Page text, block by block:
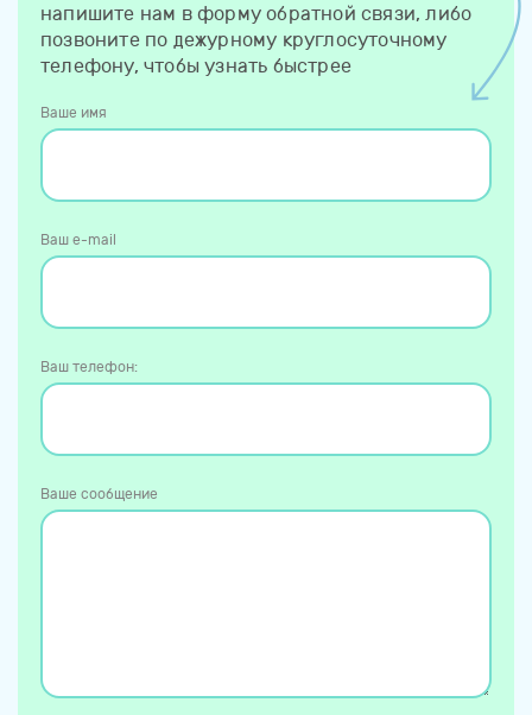
напишите нам в форму обратной связи, либо
позвоните по дежурному круглосуточному
телефону, чтобы узнать быстрее
Ваше имя
Ваш e-mail
Ваш телефон:
Ваше сообщение